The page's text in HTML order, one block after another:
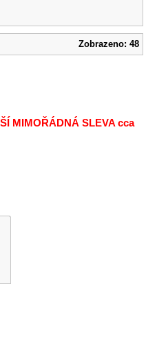
Zobrazeno: 48
MIMOŘÁDNÁ SLEVAcca